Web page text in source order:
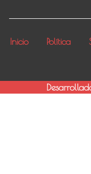
Inicio Política